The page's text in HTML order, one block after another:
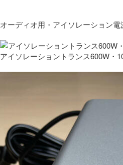
オーディオ用・アイソレーション
アイソレーショントランス600W・